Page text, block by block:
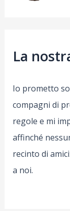
La
Io prometto
compagni di
regole e mi
affinché
recinto di
a noi.